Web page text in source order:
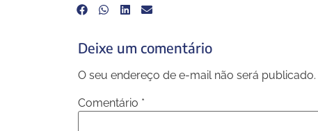
Deixe um comentário
O seu endereço de e-mail não será publicado.
Comentário *